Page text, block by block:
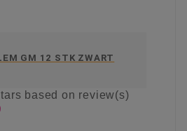
GM 12 STK ZWART
based on review(s)